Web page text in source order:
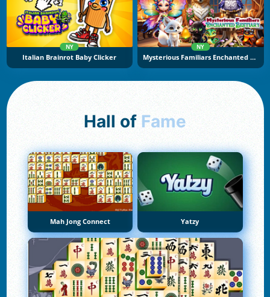
NY
Italian Brainrot Baby Clicker
NY
Mysterious Familiars Enchanted Bestiary
Hall of Fame
Mah Jong Connect Yatzy